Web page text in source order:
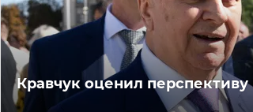
Кравчук оценил